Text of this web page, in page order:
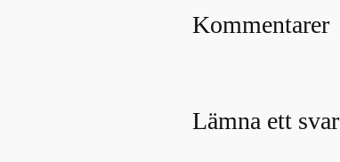
Kommentarer
Lämna ett svar